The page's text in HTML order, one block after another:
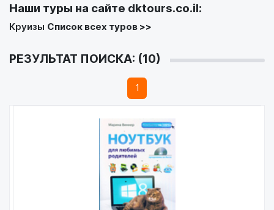
Наши туры на сайте dktours.co.il:
Круизы Список всех туров >>
РЕЗУЛЬТАТ ПОИСКА: (10)
1